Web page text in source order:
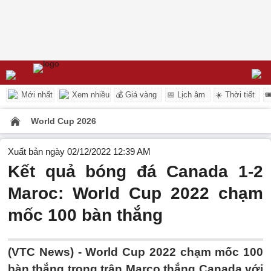
Mới nhất Xem nhiều 💰 Giá vàng 📅 Lịch âm ☀️ Thời tiết
World Cup 2026
Xuất bản ngày 02/12/2022 12:39 AM
Kết quả bóng đá Canada 1-2
Maroc: World Cup 2022 chạm
mốc 100 bàn thắng
(VTC News) -World Cup 2022 chạm mốc 100